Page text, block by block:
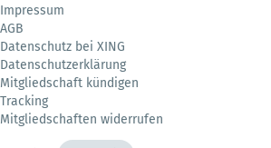
Impressum
AGB
Datenschutz bei XING
Datenschutzerklärung
Mitgliedschaft kündigen
Tracking
Mitgliedschaften widerrufen